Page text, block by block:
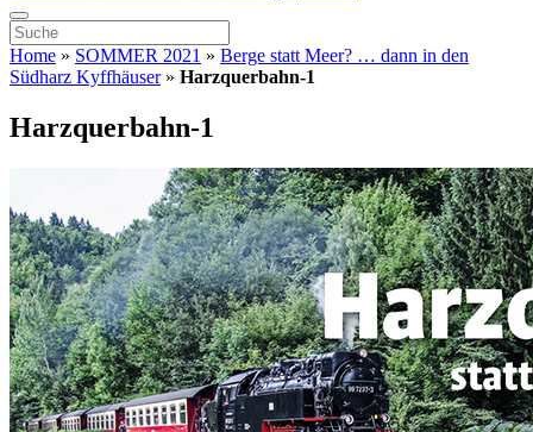
Home » SOMMER 2021 » Berge statt Meer? … dann in den
Südharz Kyffhäuser» Harzquerbahn-1
Harzquerbahn-1